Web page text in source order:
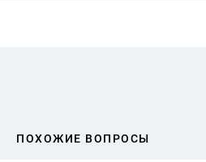
ПОХОЖИЕ ВОПРОСЫ